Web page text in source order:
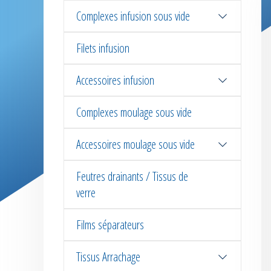
Complexes infusion sous vide
Filets infusion
Accessoires infusion
Complexes moulage sous vide
Accessoires moulage sous vide
Feutres drainants / Tissus de
verre
Films séparateurs
Tissus Arrachage